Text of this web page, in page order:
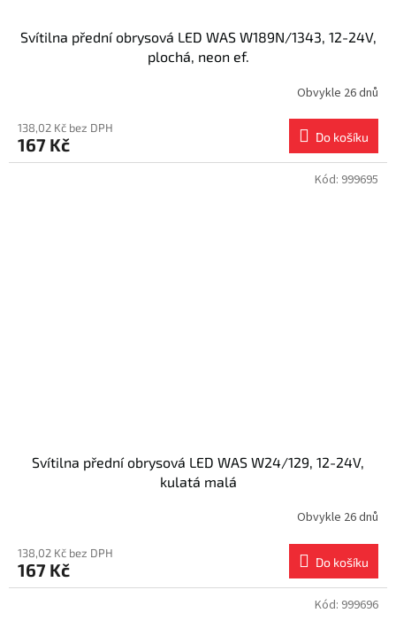
Svítilna přední obrysová LED WAS W189N/1343, 12-24V,
plochá, neon ef.
Obvykle 26 dnů
138,02 Kč bez DPH
167 Kč Do košíku
Svítilna přední obrysová LED WAS W24/129, 12-24V,
kulatá malá
Obvykle 26 dnů
138,02 Kč bez DPH
167 Kč Do košíku
Kód: 999695
Kód: 999696